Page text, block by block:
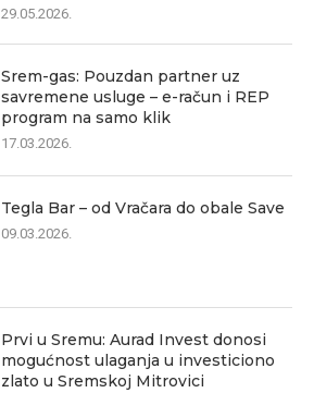
29.05.2026.
Srem-gas: Pouzdan partner uz
savremene usluge – e-račun i REP
program na samo klik
17.03.2026.
Tegla Bar – od Vračara do obale Save
09.03.2026.
Prvi u Sremu: Aurad Invest donosi
mogućnost ulaganja u investiciono
zlato u Sremskoj Mitrovici